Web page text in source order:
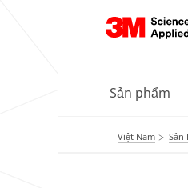
Sản phẩm
Việt Nam Sản